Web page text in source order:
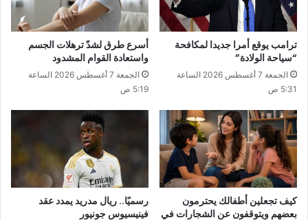
ترامب يوقع أمرا جديدا لمكافحة
“سياحة الولادة”
الجمعة 7 أغسطس 2026 الساعة
5:31 ص
أسرع طرق لشدّ ترهلات الجسم
واستعادة القوام المشدود
الجمعة 7 أغسطس 2026 الساعة
5:19 ص
كيف تجعلين أطفالك يحترمون
بعضهم ويتوقفون عن الشجارات في
رسميًا.. ريال مدريد يمدد عقد
فينيسيوس جونيور